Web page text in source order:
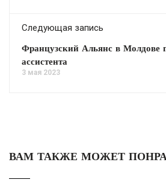
Следующая запись
Французский Альянс в Молдове
ассистента
3 мая 2023
ВАМ ТАКЖЕ МОЖЕТ